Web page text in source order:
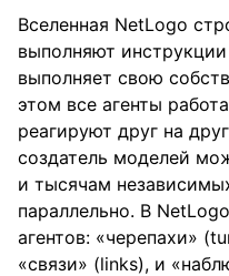
Вселенная NetLogo
выполняют
выполняет свою
этом все агенты
реагируют друг на
создатель моделей
и тысячам
параллельно. В
агентов: «черепахи»
«связи» (links), и